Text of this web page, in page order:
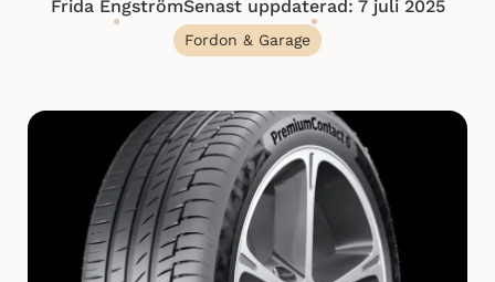
Frida EngströmSenast uppdaterad: 7 juli 2025
Fordon & Garage